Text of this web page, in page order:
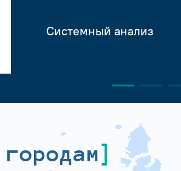
Системный анализ